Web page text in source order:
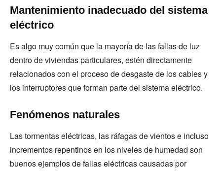
Mantenimiento inadecuado del sistema
eléctrico
Es algo muy común que la mayoría de las fallas de luz
dentro de viviendas particulares, estén directamente
relacionados con el proceso de desgaste de los cables y
los interruptores que forman parte del sistema eléctrico.
Fenómenos naturales
Las tormentas eléctricas, las ráfagas de vientos e incluso
incrementos repentinos en los niveles de humedad son
buenos ejemplos de fallas eléctricas causadas por